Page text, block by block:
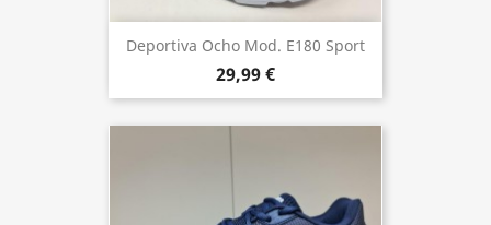
Deportiva Ocho Mod. E180 Sport
29,99 €